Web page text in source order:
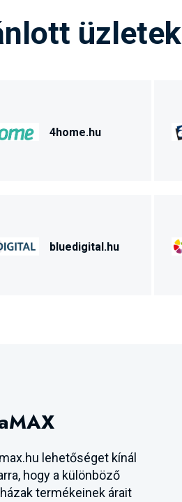
üzletek
4home.hu
bluedigital.hu
lehetőséget kínál
hogy a különböző
termékeinek árait